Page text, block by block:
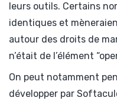
leurs outils. Certains
identiques et
autour des droits de
n’était de l’élément
On peut notamment
développer par